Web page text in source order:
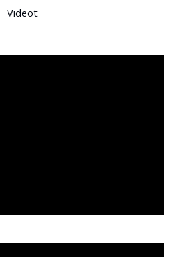
Videot